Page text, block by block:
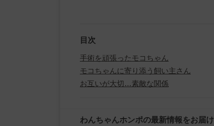
目次
手術を頑張ったモコちゃん
モコちゃんに寄り添う飼い主さん
お互いが大切…素敵な関係
わんちゃんホンポの最新情報をお届け